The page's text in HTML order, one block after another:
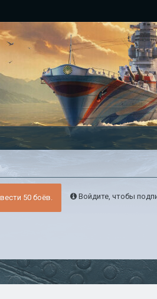
Войдите, чтобы
50 боёв.